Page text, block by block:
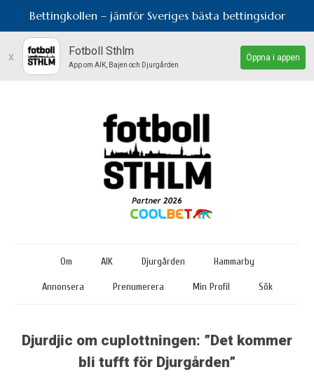
Bettingkollen – jämför Sveriges bästa bettingsidor
x Fotboll Sthlm
App om AIK, Bajen och Djurgården
Öppna i appen
Om AIK Djurgården Hammarby
Annonsera Prenumerera Min Profil Sök
Djurdjic om cuplottningen: ”Det kommer
bli tufft för Djurgården”